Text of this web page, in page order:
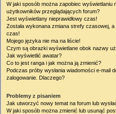
W jaki sposób można zapobiec wyświetlaniu
użytkowników przeglądających forum?
Jest wyświetlany nieprawidłowy czas!
Została wykonana zmiana strefy czasowej,
czas!
Mojego języka nie ma na liście!
Czym są obrazki wyświetlane obok nazwy
Jak wyświetlić awatar?
Co to jest ranga i jak można ją zmienić?
Podczas próby wysłania wiadomości e-mail
zalogowanie. Dlaczego?
Problemy z pisaniem
Jak utworzyć nowy temat na forum lub
W jaki sposób można zmienić lub usunąć